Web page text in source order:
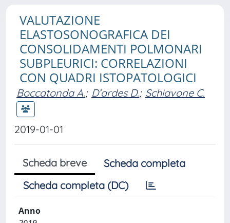
VALUTAZIONE
ELASTOSONOGRAFICA DEI
CONSOLIDAMENTI POLMONARI
SUBPLEURICI: CORRELAZIONI
CON QUADRI ISTOPATOLOGICI
Boccatonda A.; D’ardes D.; Schiavone C.
2019-01-01
Scheda breve
Scheda completa
Scheda completa (DC)
Anno